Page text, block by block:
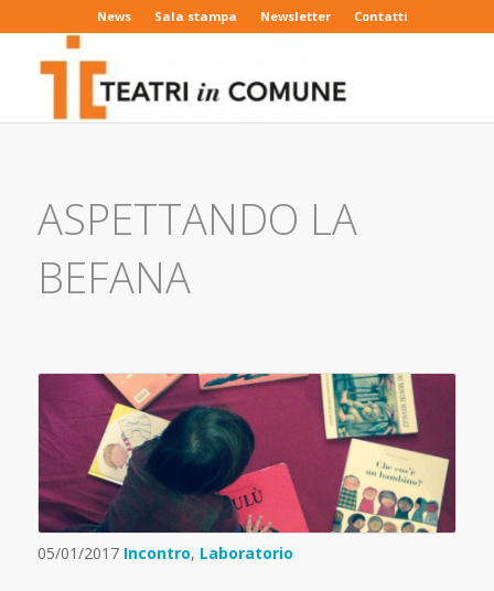
News Sala stampa Newsletter Contatti
ASPETTANDO LA
BEFANA
05/01/2017 Incontro, Laboratorio